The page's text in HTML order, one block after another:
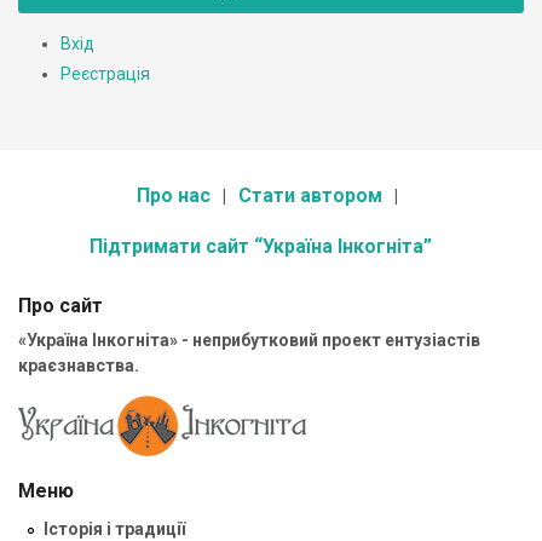
Вхід
Реєстрація
Про нас Стати автором
Підтримати сайт “Україна Інкогніта”
Про сайт
«Україна Інкогніта» - неприбутковий проект ентузіастів
краєзнавства.
Меню
Історія і традиції